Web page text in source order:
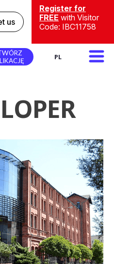
us
Register for
FREE with Visitor
Code: IBC11758
PL